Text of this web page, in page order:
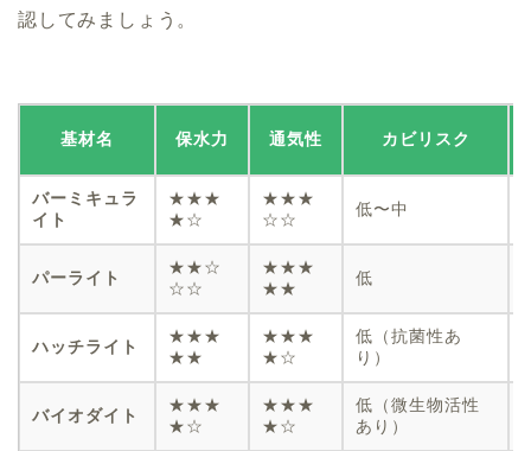
認してみましょう。
基材名 保水力 通気性 カビリスク
バーミキュラ
イト
★★★
★☆
★★★
☆☆
低〜中
パーライト
★★☆
☆☆
★★★
★★
低
ハッチライト
★★★
★★
★★★
★☆
低（抗菌性あ
り）
バイオダイト
★★★
★☆
★★★
★☆
低（微生物活性
あり）